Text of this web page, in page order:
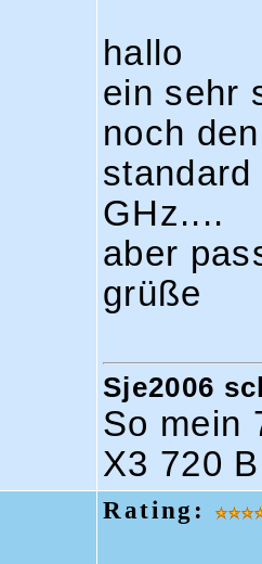
hallo
ein sehr
noch
GHz....
aber
grüße
Sje2006
So mein
X3 720
Rating: